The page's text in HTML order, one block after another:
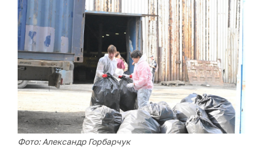
Фото: Александр Горбарчук